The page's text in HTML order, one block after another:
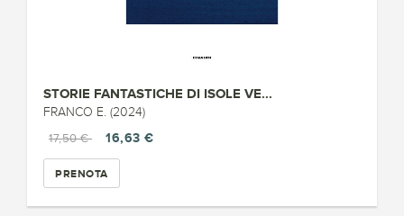
STORIE FANTASTICHE DI ISOLE VE...
FRANCO E. (2024)
17,50 €
16,63 €
PRENOTA